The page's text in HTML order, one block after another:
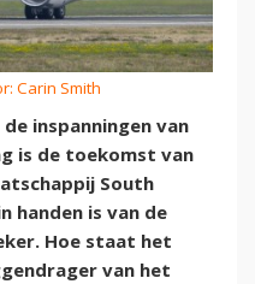
Carin Smith
de inspanningen van
is de toekomst van
South
handen is van de
Hoe staat het
van het